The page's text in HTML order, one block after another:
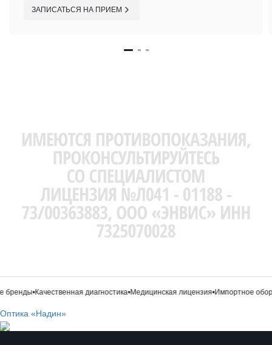
ЗАПИСАТЬСЯ НА ПРИЕМ
•Качественная диагностика•Медицинская лицензия•Импортное
Оптика «Надин»